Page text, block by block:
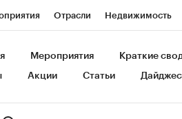
Отрасли Недвижимость
Газета Спецпроекты СПб
Мероприятия Краткие
Акции Статьи